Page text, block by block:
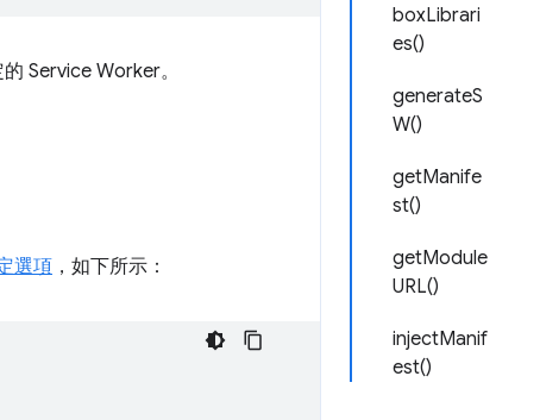
boxLibrari
es()
generateS
W()
getManife
st()
getModule
URL()
injectManif
est()
Service Worker。
選項 ，如下所示：